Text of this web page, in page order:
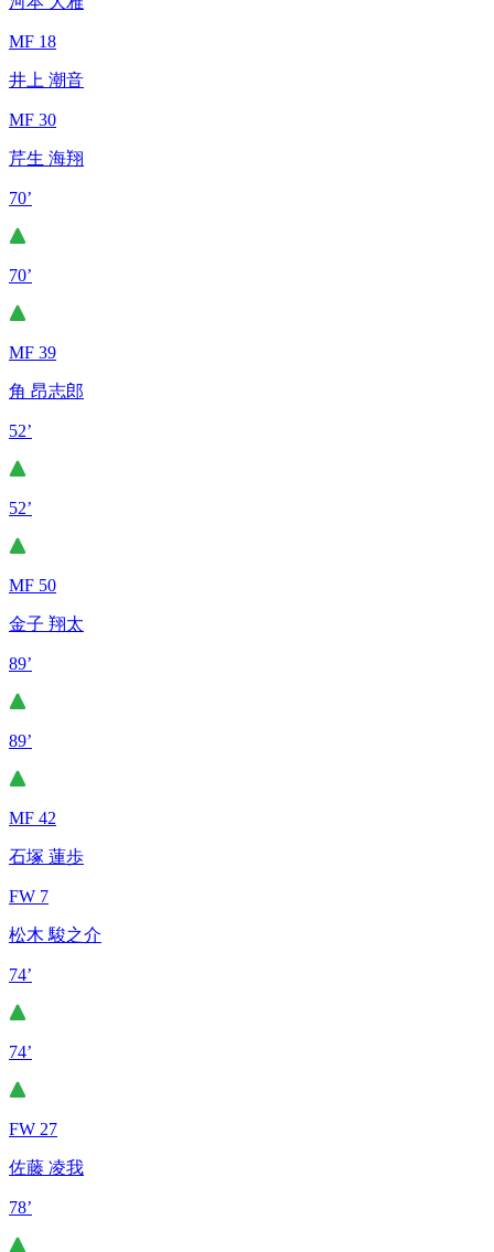
MF 18
井上 潮音
MF 30
芹生 海翔
70’
70’
MF 39
角 昂志郎
52’
52’
MF 50
金子 翔太
89’
89’
MF 42
石塚 蓮歩
FW 7
松木 駿之介
74’
74’
FW 27
佐藤 凌我
78’